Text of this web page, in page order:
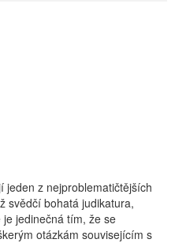
jeden z nejproblematičtějších
svědčí bohatá judikatura,
jedinečná tím, že se
otázkám souvisejícím s